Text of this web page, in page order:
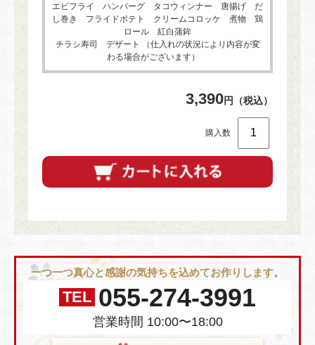
エビフライ ハンバーグ タコウィンナー 唐揚げ だ
し巻き フライドポテト クリームコロッケ 煮物 鶏
ロール 紅白蒲鉾
チラシ寿司 デザート （仕入れの状況により内容が変
わる場合がございます）
3,390円（税込）
購入数
一つ一つ真心と感謝の気持ちを込めてお作りします。
TEL 055-274-3991
営業時間 10:00〜18:00